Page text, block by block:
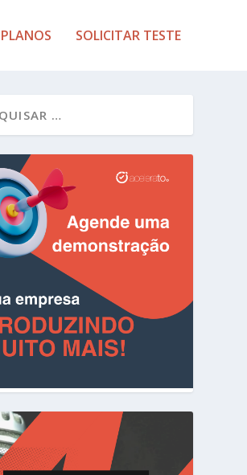
PLANOS SOLICITAR TESTE